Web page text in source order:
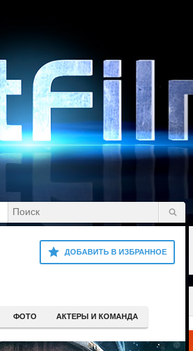
ДОБАВИТЬ В ИЗБРАННОЕ
ФОТО АКТЕРЫ И КОМАНДА